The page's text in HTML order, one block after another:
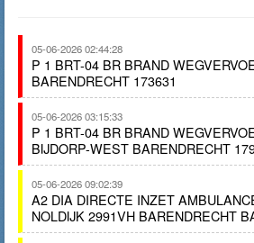
05-06-2026 02:44:28
P 1 BRT-04 BR BRAND
BARENDRECHT 173631
05-06-2026 03:15:33
P 1 BRT-04 BR BRAND
BIJDORP-WEST BARENDRECHT
05-06-2026 09:02:39
A2 DIA DIRECTE INZET
NOLDIJK 2991VH BARENDRECHT